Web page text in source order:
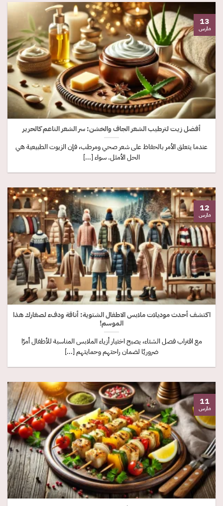
أفضل زيت لترطيب الشعر الجاف والخشن: سر الشعر الناعم كالحرير
عندما يتعلق الأمر بالحفاظ على شعر صحي ومرطب، فإن الزيوت الطبيعية هي
الحل الأمثل. سواء [...]
13
مارس
اكتشف أحدث موديلات ملابس الاطفال الشتوية: أناقة ودفء لصغارك هذا
الموسم!
مع اقتراب فصل الشتاء، يصبح اختيار أزياء الملابس المناسبة للأطفال أمرًا
ضروريًا لضمان راحتهم وحمايتهم [...]
12
مارس
11
مارس